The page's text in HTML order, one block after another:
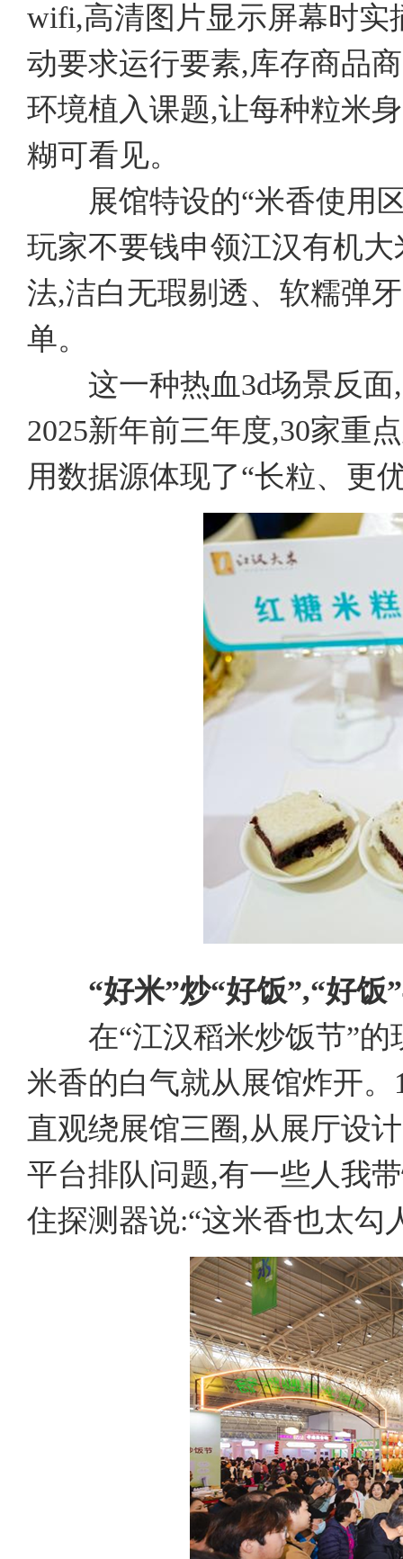
wifi,高清图片显示屏幕时实
动要求运行要素,库存商品
环境植入课题,让每种粒米
糊可看见。
展馆特设的“米香使用区
玩家不要钱申领江汉有机
法,洁白无瑕剔透、软糯弹
单。
这一种热血3d场景反面,
2025新年前三年度,30家重
用数据源体现了“长粒、更
“好米”炒“好饭”,“好饭
在“江汉稻米炒饭节”的
米香的白气就从展馆炸开
直观绕展馆三圈,从展厅设
平台排队问题,有一些人我
住探测器说:“这米香也太勾